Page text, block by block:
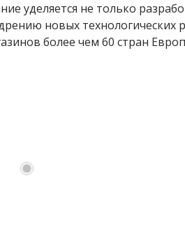
уделяется не только
новых технологических
более чем 60 стран